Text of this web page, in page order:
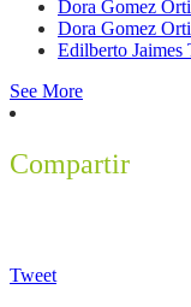
Dora Gomez
Dora Gomez
Edilberto Jaimes
See More
Compartir
Tweet